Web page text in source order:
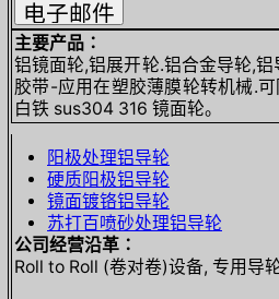
主要产品∶
铝镜面轮,铝展开轮.铝合金导轮,
胶带-应用在塑胶薄膜轮转机械.可
白铁 sus304 316 镜面轮。
阳极处理铝导轮
硬质阳极铝导轮
镜面镀铬铝导轮
苏打百喷砂处理铝导轮
公司经营沿革∶
Roll to Roll (卷对卷)设备, 专用导